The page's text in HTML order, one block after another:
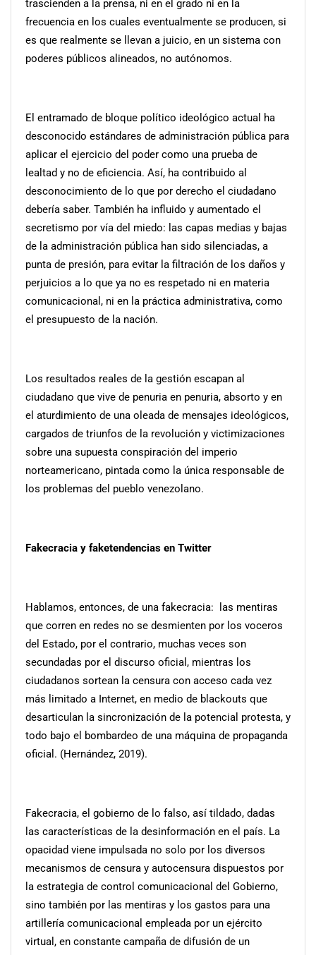
trascienden a la prensa, ni en el grado ni en la
frecuencia en los cuales eventualmente se producen, si
es que realmente se llevan a juicio, en un sistema con
poderes públicos alineados, no autónomos.
El entramado de bloque político ideológico actual ha
desconocido estándares de administración pública para
aplicar el ejercicio del poder como una prueba de
lealtad y no de eficiencia. Así, ha contribuido al
desconocimiento de lo que por derecho el ciudadano
debería saber. También ha influido y aumentado el
secretismo por vía del miedo: las capas medias y bajas
de la administración pública han sido silenciadas, a
punta de presión, para evitar la filtración de los daños y
perjuicios a lo que ya no es respetado ni en materia
comunicacional, ni en la práctica administrativa, como
el presupuesto de la nación.
Los resultados reales de la gestión escapan al
ciudadano que vive de penuria en penuria, absorto y en
el aturdimiento de una oleada de mensajes ideológicos,
cargados de triunfos de la revolución y victimizaciones
sobre una supuesta conspiración del imperio
norteamericano, pintada como la única responsable de
los problemas del pueblo venezolano.
Fakecracia y faketendencias en Twitter
Hablamos, entonces, de una fakecracia: las mentiras
que corren en redes no se desmienten por los voceros
del Estado, por el contrario, muchas veces son
secundadas por el discurso oficial, mientras los
ciudadanos sortean la censura con acceso cada vez
más limitado a Internet, en medio de blackouts que
desarticulan la sincronización de la potencial protesta, y
todo bajo el bombardeo de una máquina de propaganda
oficial. (Hernández, 2019).
Fakecracia, el gobierno de lo falso, así tildado, dadas
las características de la desinformación en el país. La
opacidad viene impulsada no solo por los diversos
mecanismos de censura y autocensura dispuestos por
la estrategia de control comunicacional del Gobierno,
sino también por las mentiras y los gastos para una
artillería comunicacional empleada por un ejército
virtual, en constante campaña de difusión de un